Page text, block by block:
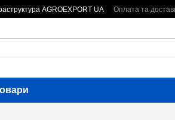
AGROEXPORT UA
Оплата та